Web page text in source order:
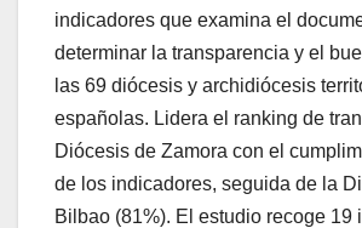
indicadores que examina el
determinar la transparencia y el
las 69 diócesis y archidiócesis
españolas. Lidera el ranking de
Diócesis de Zamora con el
de los indicadores, seguida de la
Bilbao (81%). El estudio recoge 19